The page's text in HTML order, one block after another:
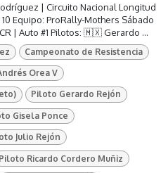
| Circuito Nacional Longitud
Equipo: ProRally-Mothers Sábado
| Auto #1 Pilotos: 🇲🇽 Gerardo ...
Campeonato de Resistencia
Orea V
Piloto Gerardo Rejón
Gisela Ponce
Julio Rejón
Piloto Ricardo Cordero Muñiz